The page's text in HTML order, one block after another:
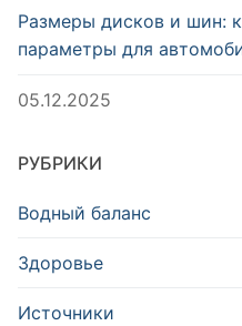
Размеры дисков и шин:
параметры для
05.12.2025
РУБРИКИ
Водный баланс
Здоровье
Источники